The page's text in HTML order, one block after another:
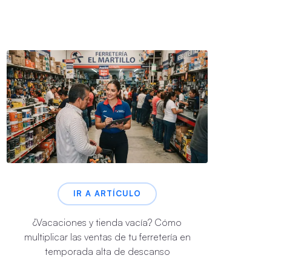
IR A ARTÍCULO
¿Vacaciones y tienda vacía? Cómo
multiplicar las ventas de tu ferretería en
temporada alta de descanso